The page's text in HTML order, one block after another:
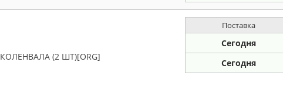
(2 ШТ)[ORG]
Поставка
Сегодня
Сегодня